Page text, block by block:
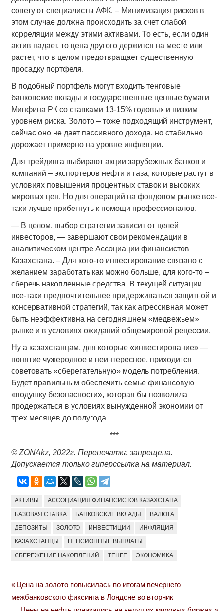
советуют специалисты АФК. – Минимизация рисков в
этом случае должна происходить за счет слабой
корреляции между этими активами. То есть, если один
актив падает, то цена другого держится на месте или
растет, что в целом предотвращает существенную
просадку портфеля.
В подобный портфель могут входить тенговые
банковские вклады и государственные ценные бумаги
Минфина РК со ставками 13-15% годовых и низким
уровнем риска. Золото – тоже подходящий инструмент,
сейчас оно не дает пассивного дохода, но стабильно
дорожает примерно на уровне инфляции.
Для трейдинга выбирают акции зарубежных банков и
компаний – экспортеров нефти и газа, которые растут в
условиях повышения процентных ставок и высоких
мировых цен. Но для операций на фондовом рынке все-
таки лучше прибегнуть к помощи профессионалов.
— В целом, выбор стратегии зависит от целей
инвесторов, — завершают свои рекомендации в
аналитическом центре Ассоциации финансистов
Казахстана. – Для кого-то инвестирование связано с
желанием заработать как можно больше, для кого-то –
сберечь накопленные средства. В текущей ситуации
все-таки предпочтительнее придерживаться защитной и
консервативной стратегий, так как агрессивная может
быть неэффективна на сегодняшнем «медвежьем»
рынке и в условиях ожиданий общемировой рецессии.
Ну а казахстанцам, для которые «инвестирование» —
понятие чужеродное и неинтересное, приходится
советовать «сберегательную» модель потребления.
Будет правильным обеспечить семье финансовую
«подушку безопасности», которая бы позволила
продержаться в условиях вынужденной экономии от
трех месяцев до полугода.
***
© ZONAkz, 2022г. Перепечатка запрещена.
Допускается только гиперссылка на материал.
АКТИВЫ АССОЦИАЦИЯ ФИНАНСИСТОВ КАЗАХСТАНА
БАЗОВАЯ СТАВКА БАНКОВСКИЕ ВКЛАДЫ ВАЛЮТА
ДЕПОЗИТЫ ЗОЛОТО ИНВЕСТИЦИИ ИНФЛЯЦИЯ
КАЗАХСТАНЦЫ ПЕНСИОННЫЕ ВЫПЛАТЫ
СБЕРЕЖЕНИЕ НАКОПЛЕНИЙ ТЕНГЕ ЭКОНОМИКА
Навигация
по
Previous
Post:
Цена на золото повысилась по итогам вечернего
межбанковского фиксинга в Лондоне во вторник
Next